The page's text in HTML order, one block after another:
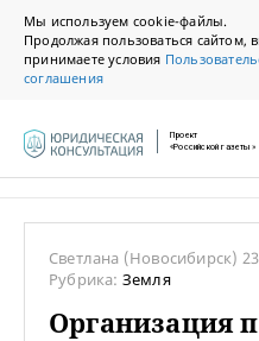
Мы используем cookie-файлы.
Продолжая пользоваться сайтом,
принимаете условия
соглашения
Проект
«Российской газеты»
Светлана (Новосибирск)
Рубрика: Земля
Организация